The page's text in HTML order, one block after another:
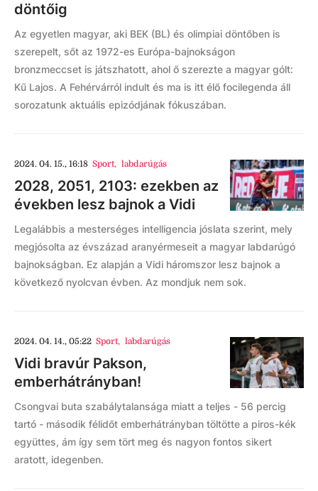
döntőig
Az egyetlen magyar, aki BEK (BL) és olimpiai döntőben is
szerepelt, sőt az 1972-es Európa-bajnokságon
bronzmeccset is játszhatott, ahol ő szerezte a magyar gólt:
Kű Lajos. A Fehérvárról indult és ma is itt élő focilegenda áll
sorozatunk aktuális epizódjának fókuszában.
2024. 04. 15., 16:18 Sport, labdarúgás
2028, 2051, 2103: ezekben az
években lesz bajnok a Vidi
Legalábbis a mesterséges intelligencia jóslata szerint, mely
megjósolta az évszázad aranyérmeseit a magyar labdarúgó
bajnokságban. Ez alapján a Vidi háromszor lesz bajnok a
következő nyolcvan évben. Az mondjuk nem sok.
2024. 04. 14., 05:22 Sport, labdarúgás
Vidi bravúr Pakson,
emberhátrányban!
Csongvai buta szabálytalansága miatt a teljes - 56 percig
tartó - második félidőt emberhátrányban töltötte a piros-kék
együttes, ám így sem tört meg és nagyon fontos sikert
aratott, idegenben.